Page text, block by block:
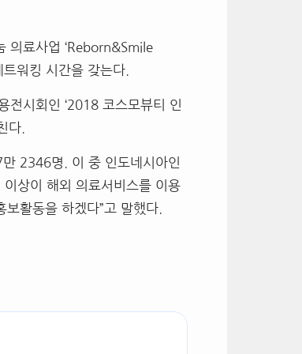
의료사업 ‘Reborn&Smile
트워킹 시간을 갖는다
전시회인 ‘2018 코스모뷰티 인
다
만 2346명
이 중 인도네시아인
이상이 해외 의료서비스를 이용
보활동을 하겠다”고 말했다